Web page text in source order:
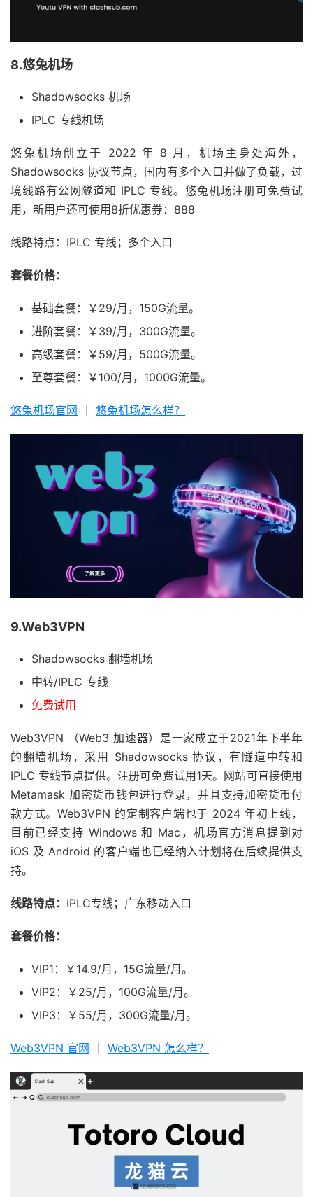
8.悠兔机场
Shadowsocks 机场
IPLC 专线机场
悠兔机场创立于 2022 年 8 月，机场主身处海外，
Shadowsocks 协议节点，国内有多个入口并做了负载，过
境线路有公网隧道和 IPLC 专线。悠兔机场注册可免费试
用，新用户还可使用8折优惠券：888
线路特点：IPLC 专线；多个入口
套餐价格：
基础套餐：￥29/月，150G流量。
进阶套餐：￥39/月，300G流量。
高级套餐：￥59/月，500G流量。
至尊套餐：￥100/月，1000G流量。
悠兔机场官网 悠兔机场怎么样？
9.Web3VPN
Shadowsocks 翻墙机场
中转/IPLC 专线
免费试用
Web3VPN （Web3 加速器）是一家成立于2021年下半年
的翻墙机场，采用 Shadowsocks 协议，有隧道中转和
IPLC 专线节点提供。注册可免费试用1天。网站可直接使用
Metamask 加密货币钱包进行登录，并且支持加密货币付
款方式。Web3VPN 的定制客户端也于 2024 年初上线，
目前已经支持 Windows 和 Mac，机场官方消息提到对
iOS 及 Android 的客户端也已经纳入计划将在后续提供支
持。
线路特点： IPLC专线；广东移动入口
套餐价格：
VIP1：￥14.9/月，15G流量/月。
VIP2：￥25/月，100G流量/月。
VIP3：￥55/月，300G流量/月。
Web3VPN 官网 Web3VPN 怎么样？